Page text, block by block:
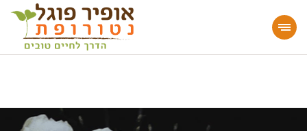
מעוניינים להעמיק או להתחיל דרך חיים בריאה?
הצטרפו לאתר!